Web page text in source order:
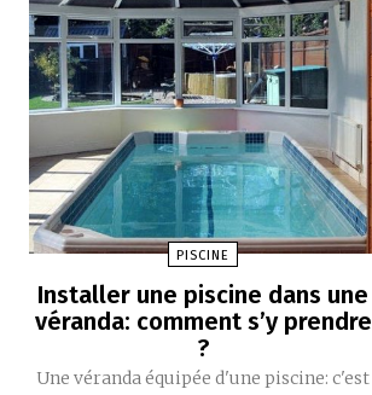
PISCINE
Installer une piscine dans une
véranda: comment s’y prendre
?
Une véranda équipée d'une piscine: c'est